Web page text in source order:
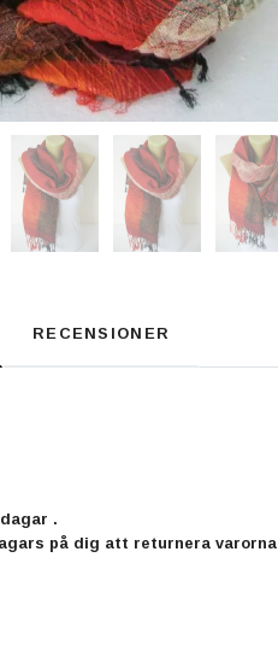
RECENSIONER
.
på dig att returnera varorna